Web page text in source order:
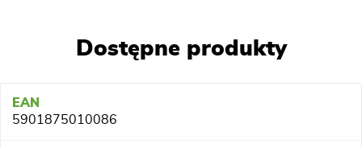
Dostępne produkty
5901875010086